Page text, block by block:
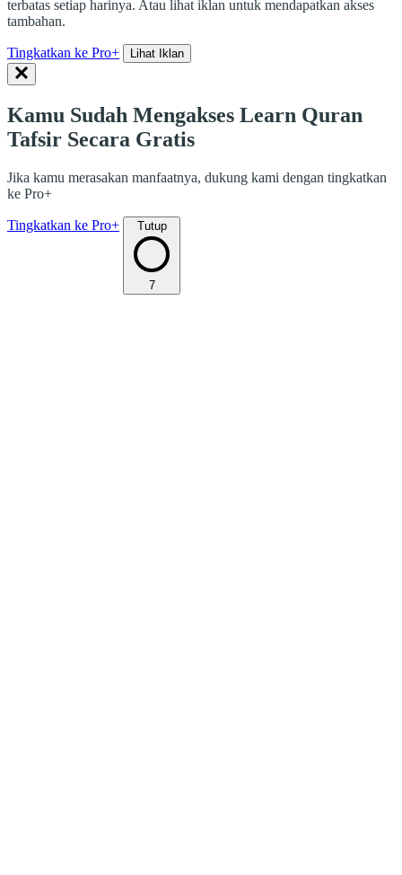
terbatas setiap harinya. Atau lihat iklan untuk mendapatkan akses
tambahan.
Tingkatkan ke Pro+ Lihat Iklan
Kamu Sudah Mengakses Learn Quran
Tafsir Secara Gratis
Jika kamu merasakan manfaatnya, dukung kami dengan tingkatkan
ke Pro+
Tingkatkan ke Pro+ Tutup
7